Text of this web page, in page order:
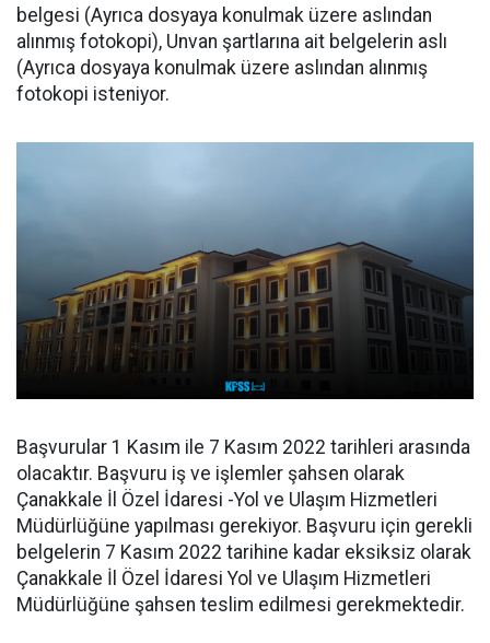
belgesi (Ayrıca dosyaya konulmak üzere aslından
alınmış fotokopi), Unvan şartlarına ait belgelerin aslı
(Ayrıca dosyaya konulmak üzere aslından alınmış
fotokopi isteniyor.
Başvurular 1 Kasım ile 7 Kasım 2022 tarihleri arasında
olacaktır. Başvuru iş ve işlemler şahsen olarak
Çanakkale İl Özel İdaresi -Yol ve Ulaşım Hizmetleri
Müdürlüğüne yapılması gerekiyor. Başvuru için gerekli
belgelerin 7 Kasım 2022 tarihine kadar eksiksiz olarak
Çanakkale İl Özel İdaresi Yol ve Ulaşım Hizmetleri
Müdürlüğüne şahsen teslim edilmesi gerekmektedir.